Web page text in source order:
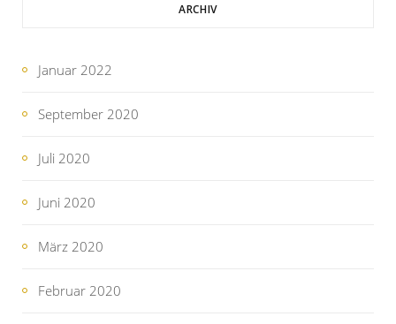
ARCHIV
Januar 2022
September 2020
Juli 2020
Juni 2020
März 2020
Februar 2020